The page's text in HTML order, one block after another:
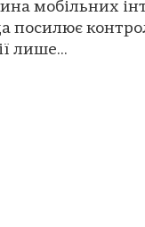
мобільних
посилює
лише...